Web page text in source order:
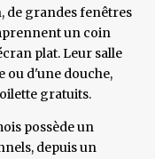
de grandes fenêtres
un coin
plat. Leur salle
ou d'une douche,
gratuits.
possède un
depuis un